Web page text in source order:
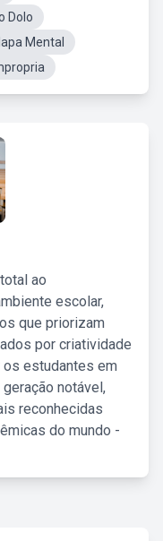
Dolo
Mental
ao
escolar,
que priorizam
por criatividade
os estudantes em
notável,
reconhecidas
do mundo -